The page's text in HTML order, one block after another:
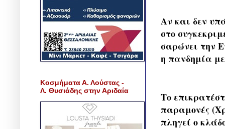
Αν και δεν
στο
σαρώνει την
η πανδημία
Το
παραμονές
πληγεί ο
Κοσμήματα Α. Λούστας -
Λ. Θυσιάδης στην Αριδαία